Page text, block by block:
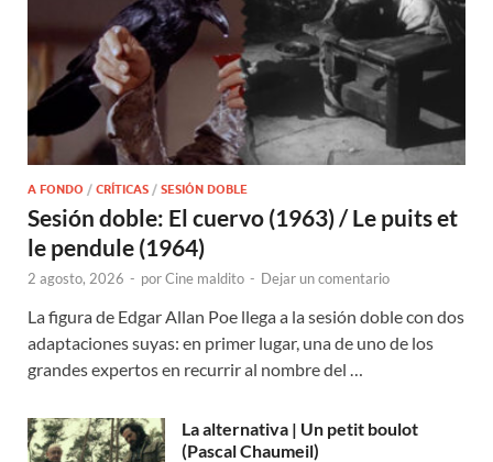
A FONDO / CRÍTICAS / SESIÓN DOBLE
Sesión doble: El cuervo (1963) / Le puits et
le pendule (1964)
2 agosto, 2026 - porCine maldito - Dejar un comentario
La figura de Edgar Allan Poe llega a la sesión doble con dos
adaptaciones suyas: en primer lugar, una de uno de los
grandes expertos en recurrir al nombre del …
La alternativa | Un petit boulot
(Pascal Chaumeil)